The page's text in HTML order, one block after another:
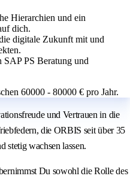
Hierarchien und ein
dich.
digitale Zukunft mit und
SAP PS Beratung und
60000 - 80000 € pro Jahr.
und Vertrauen in die
die ORBIS seit über 35
stetig wachsen lassen.
Du sowohl die Rolle des